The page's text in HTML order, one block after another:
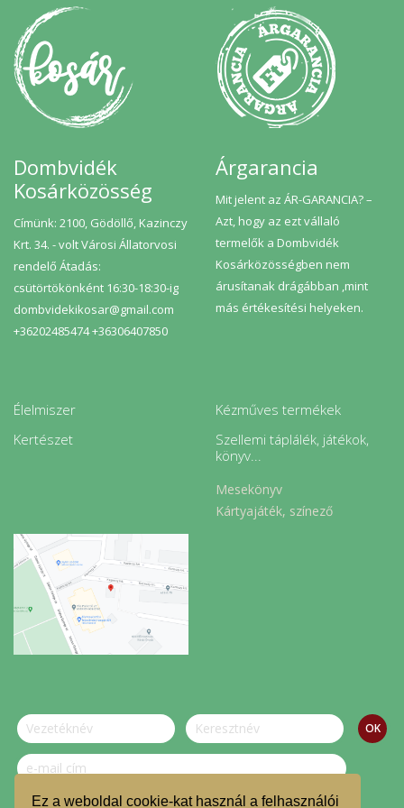
Ez a weboldal cookie-kat használ a felhasználói
majd magának. Hogy megérkezik-e végül? Az majd a
következő fejezetben kiderül.
Dombvidék
Kosárközösség
Címünk: 2100, Gödöllő, Kazinczy
Krt. 34. - volt Városi Állatorvosi
rendelő Átadás:
csütörtökönként 16:30-18:30-ig
dombvidekikosar@gmail.com
+36202485474 +36306407850
Árgarancia
Mit jelent az ÁR-GARANCIA? –
Azt, hogy az ezt vállaló
termelők a Dombvidék
Kosárközösségben nem
árusítanak drágábban ,mint
más értékesítési helyeken.
Élelmiszer
Kertészet
Kézműves termékek
Szellemi táplálék, játékok,
könyv...
Mesekönyv
Kártyajáték, színező
Szeretnék feliratkozni a hírlevélre.